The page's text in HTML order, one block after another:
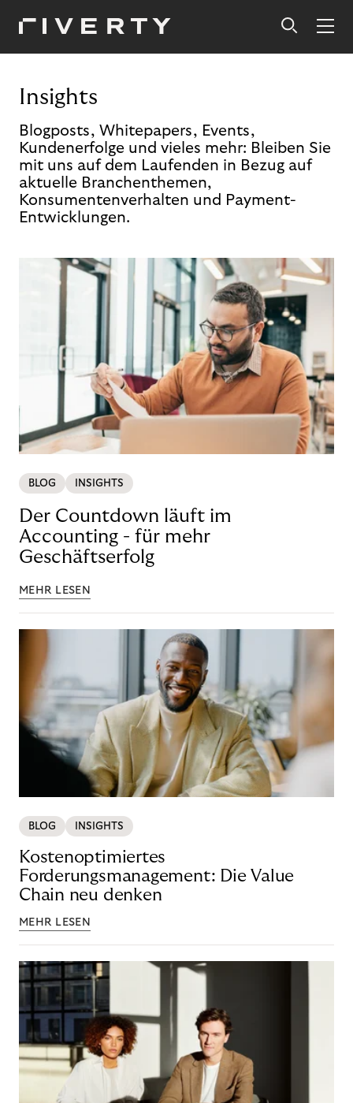
Insights
Blogposts, Whitepapers, Events,
Kundenerfolge und vieles mehr: Bleiben Sie
mit uns auf dem Laufenden in Bezug auf
aktuelle Branchenthemen,
Konsumentenverhalten und Payment-
Entwicklungen.
BLOG INSIGHTS
Der Countdown läuft im
Accounting - für mehr
Geschäftserfolg
MEHR LESEN
BLOG INSIGHTS
Kostenoptimiertes
Forderungsmanagement: Die Value
Chain neu denken
MEHR LESEN